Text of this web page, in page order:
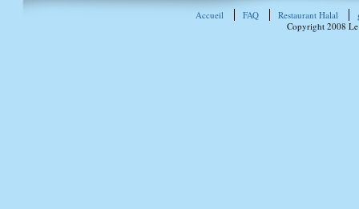
Accueil FAQ Restaurant Halal
Copyright 2008